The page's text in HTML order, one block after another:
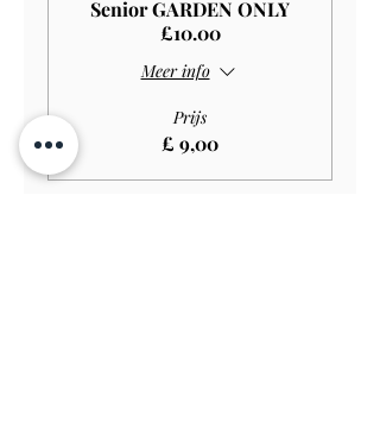
Senior GARDEN ONLY
£10.00
Meer info
Prijs
£ 9,00